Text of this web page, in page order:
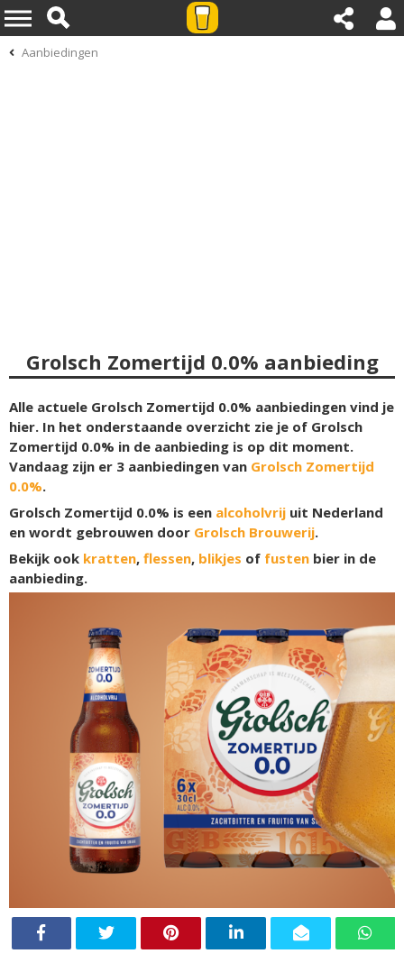
Aanbiedingen
Grolsch Zomertijd 0.0% aanbieding
Alle actuele Grolsch Zomertijd 0.0% aanbiedingen vind je
hier. In het onderstaande overzicht zie je of Grolsch
Zomertijd 0.0% in de aanbieding is op dit moment.
Vandaag zijn er 3 aanbiedingen van Grolsch Zomertijd
0.0%.
Grolsch Zomertijd 0.0% is een alcoholvrij uit Nederland
en wordt gebrouwen door Grolsch Brouwerij.
Bekijk ook kratten, flessen, blikjes of fusten bier in de
aanbieding.